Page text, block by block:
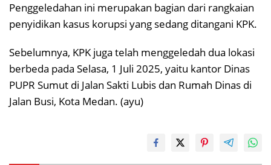
Penggeledahan ini merupakan bagian dari rangkaian
penyidikan kasus korupsi yang sedang ditangani KPK.
Sebelumnya, KPK juga telah menggeledah dua lokasi
berbeda pada Selasa, 1 Juli 2025, yaitu kantor Dinas
PUPR Sumut di Jalan Sakti Lubis dan Rumah Dinas di
Jalan Busi, Kota Medan. (ayu)